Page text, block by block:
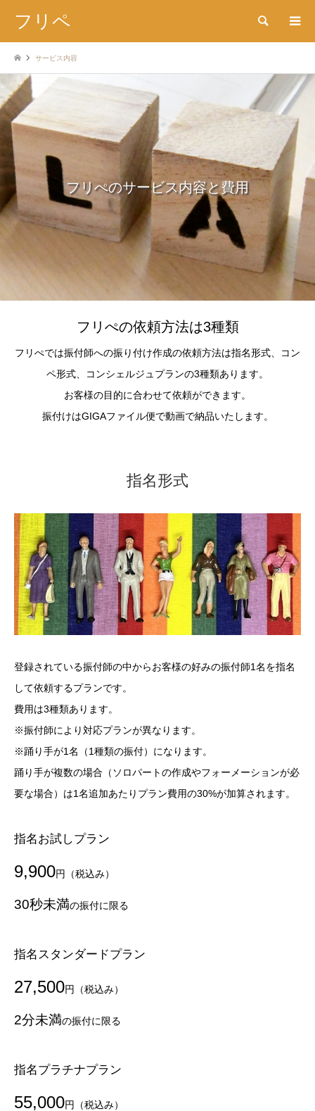
フリペ 検索
サービス内容
フリぺのサービス内容と費用
フリぺの依頼方法は3種類
フリぺでは振付師への振り付け作成の依頼方法は指名形式、コン
ペ形式、コンシェルジュプランの3種類あります。
お客様の目的に合わせて依頼ができます。
振付けはGIGAファイル便で動画で納品いたします。
指名形式
登録されている振付師の中からお客様の好みの振付師1名を指名
して依頼するプランです。
費用は3種類あります。
※振付師により対応プランが異なります。
※踊り手が1名（1種類の振付）になります。
踊り手が複数の場合（ソロパートの作成やフォーメーションが必
要な場合）は1名追加あたりプラン費用の30%が加算されます。
指名お試しプラン
9,900円（税込み）
30秒未満の振付に限る
指名スタンダードプラン
27,500円（税込み）
2分未満の振付に限る
指名プラチナプラン
55,000円（税込み）